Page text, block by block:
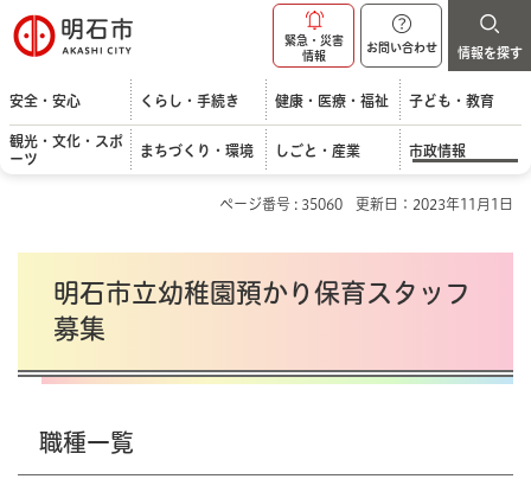
明石市
緊急・災害
情報
お問い合わせ 情報を探す
安全・安心 くらし・手続き 健康・医療・福祉 子ども・教育
観光・文化・スポ
ーツ
まちづくり・環境 しごと・産業 市政情報
ページ番号 : 35060 更新日：2023年11月1日
明石市立幼稚園預かり保育スタッフ
募集
職種一覧